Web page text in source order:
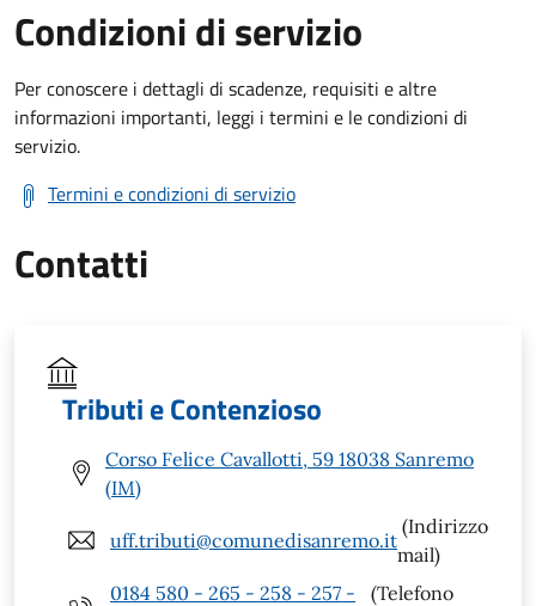
Condizioni di servizio
Per conoscere i dettagli di scadenze, requisiti e altre
informazioni importanti, leggi i termini e le condizioni di
servizio.
Termini e condizioni di servizio
Contatti
Tributi e Contenzioso
Corso Felice Cavallotti, 59 18038 Sanremo
(IM)
uff.tributi@comunedisanremo.it
(Indirizzo
mail)
0184 580 - 265 - 258 - 257 -
(Telefono